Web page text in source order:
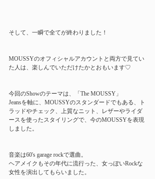
そして、一瞬で全てが終わりました！
MOUSSYのオフィシャルアカウントと両方で見てい
た人は、楽しんでいただけたかとおもいます♡
今回のShowのテーマは、「The MOUSSY」
Jeansを軸に、MOUSSYのスタンダードでもある、ト
ラッドやチェック、上質なニット、レザーやライダ
ースを使ったスタイリングで、今のMOUSSYを表現
しました。
音楽は60's garage rockで選曲。
ヘアメイクもその年代に流行った、女っぽいRockな
女性を演出してもらいました。